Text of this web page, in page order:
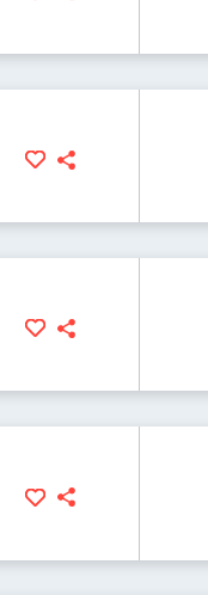
Slezak
Iłenda